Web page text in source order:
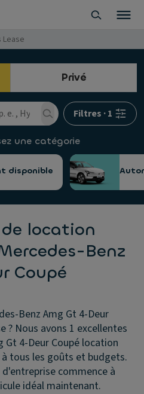
Lease
Privé
Filtres ·1
une catégorie
disponible
location
Benz
Coupé
Benz Amg Gt 4-Deur
? Nous avons 1 excellentes
Gt 4-Deur Coupé location
tous les goûts et budgets.
commence à
idéal maintenant.